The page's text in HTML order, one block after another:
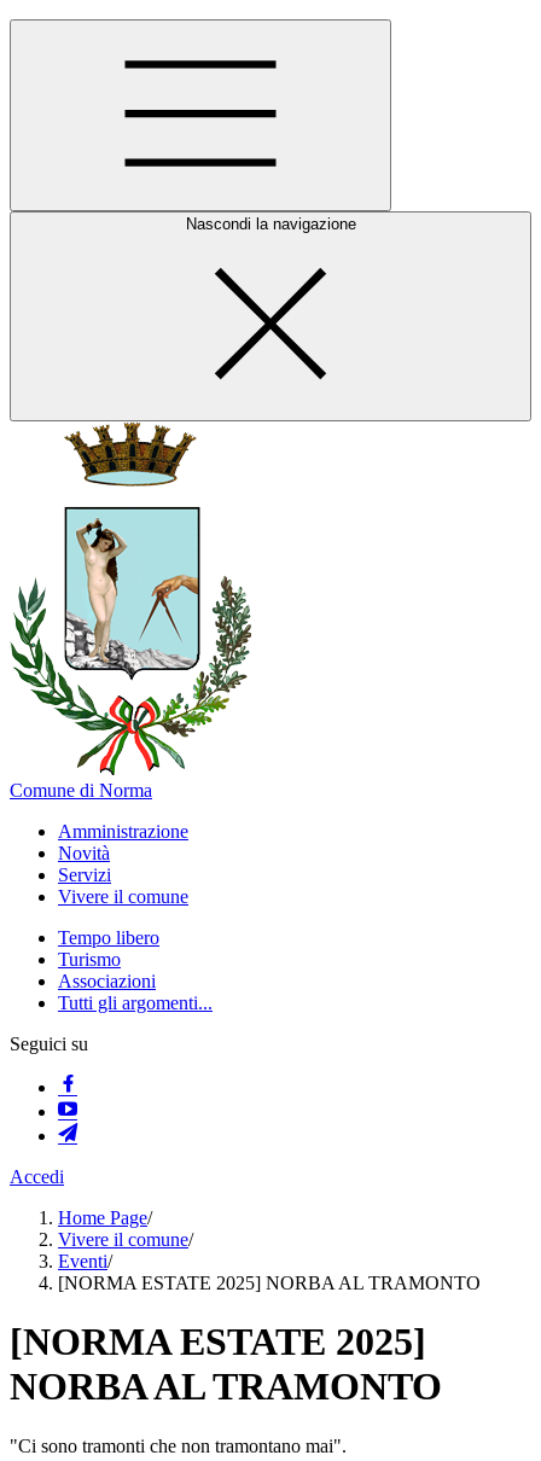
Nascondi la navigazione
Comune di Norma
Amministrazione
Novità
Servizi
Vivere il comune
Tempo libero
Turismo
Associazioni
Tutti gli argomenti...
Seguici su
Accedi
Home Page/
Vivere il comune/
Eventi/
[NORMA ESTATE 2025] NORBA AL TRAMONTO
[NORMA ESTATE 2025]
NORBA AL TRAMONTO
"Ci sono tramonti che non tramontano mai".